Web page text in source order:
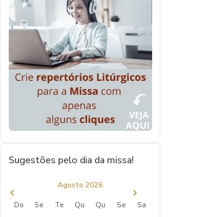
Sugestões pelo dia da missa!
Agosto 2026
Do Se Te Qu Qu Se
Sa